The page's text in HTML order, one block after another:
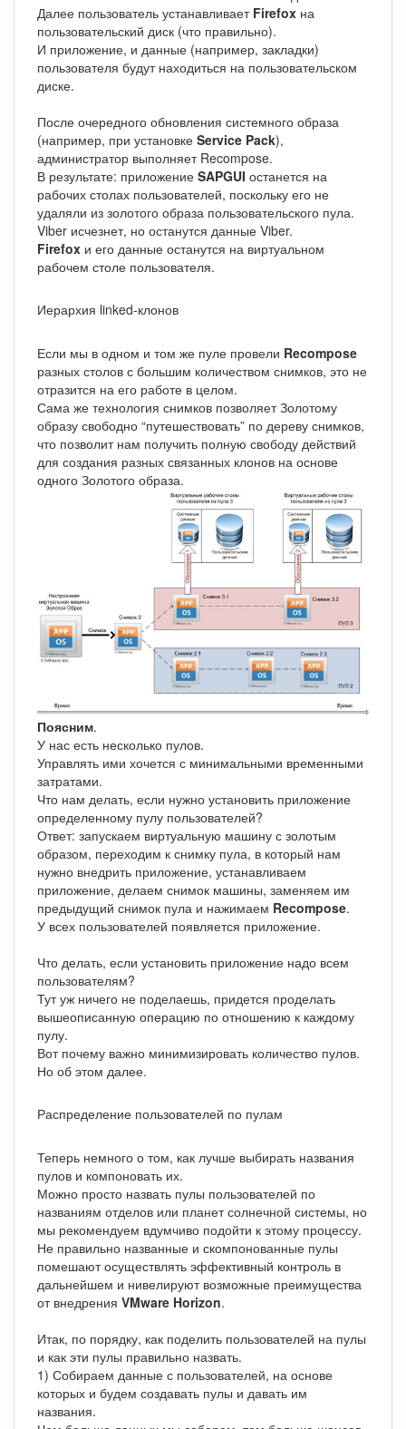
Далее пользователь устанавливает Firefox на
пользовательский диск (что правильно).
И приложение, и данные (например, закладки)
пользователя будут находиться на пользовательском
диске.
После очередного обновления системного образа
(например, при установке Service Pack),
администратор выполняет Recompose.
В результате: приложение SAPGUI останется на
рабочих столах пользователей, поскольку его не
удаляли из золотого образа пользовательского пула.
Viber исчезнет, но останутся данные Viber.
Firefox и его данные останутся на виртуальном
рабочем столе пользователя.
Иерархия linked-клонов
Если мы в одном и том же пуле провели Recompose
разных столов с большим количеством снимков, это не
отразится на его работе в целом.
Сама же технология снимков позволяет Золотому
образу свободно “путешествовать” по дереву снимков,
что позволит нам получить полную свободу действий
для создания разных связанных клонов на основе
одного Золотого образа.
Поясним.
У нас есть несколько пулов.
Управлять ими хочется с минимальными временными
затратами.
Что нам делать, если нужно установить приложение
определенному пулу пользователей?
Ответ: запускаем виртуальную машину с золотым
образом, переходим к снимку пула, в который нам
нужно внедрить приложение, устанавливаем
приложение, делаем снимок машины, заменяем им
предыдущий снимок пула и нажимаем Recompose.
У всех пользователей появляется приложение.
Что делать, если установить приложение надо всем
пользователям?
Тут уж ничего не поделаешь, придется проделать
вышеописанную операцию по отношению к каждому
пулу.
Вот почему важно минимизировать количество пулов.
Но об этом далее.
Распределение пользователей по пулам
Теперь немного о том, как лучше выбирать названия
пулов и компоновать их.
Можно просто назвать пулы пользователей по
названиям отделов или планет солнечной системы, но
мы рекомендуем вдумчиво подойти к этому процессу.
Не правильно названные и скомпонованные пулы
помешают осуществлять эффективный контроль в
дальнейшем и нивелируют возможные преимущества
от внедрения VMware Horizon.
Итак, по порядку, как поделить пользователей на пулы
и как эти пулы правильно назвать.
1) Собираем данные с пользователей, на основе
которых и будем создавать пулы и давать им
названия.